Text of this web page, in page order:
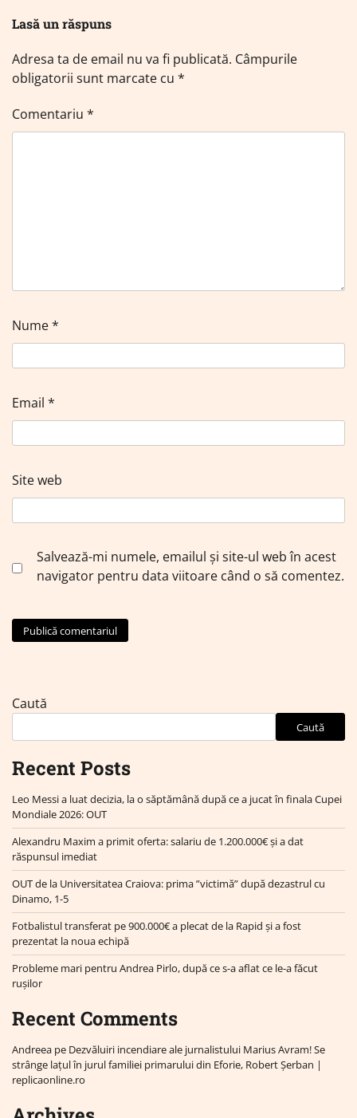
Lasă un răspuns
Adresa ta de email nu va fi publicată. Câmpurile
obligatorii sunt marcate cu *
Comentariu *
Nume*
Email *
Site web
Salvează-mi numele, emailul și site-ul web în acest
navigator pentru data viitoare când o să comentez.
Caută
Caută
Recent Posts
Leo Messi a luat decizia, la o săptămână după ce a jucat în finala Cupei
Mondiale 2026: OUT
Alexandru Maxim a primit oferta: salariu de 1.200.000€ și a dat
răspunsul imediat
OUT de la Universitatea Craiova: prima ”victimă” după dezastrul cu
Dinamo, 1-5
Fotbalistul transferat pe 900.000€ a plecat de la Rapid și a fost
prezentat la noua echipă
Probleme mari pentru Andrea Pirlo, după ce s-a aflat ce le-a făcut
rușilor
Recent Comments
Andreea pe Dezvăluiri incendiare ale jurnalistului Marius Avram! Se
strânge lațul în jurul familiei primarului din Eforie, Robert Șerban |
replicaonline.ro